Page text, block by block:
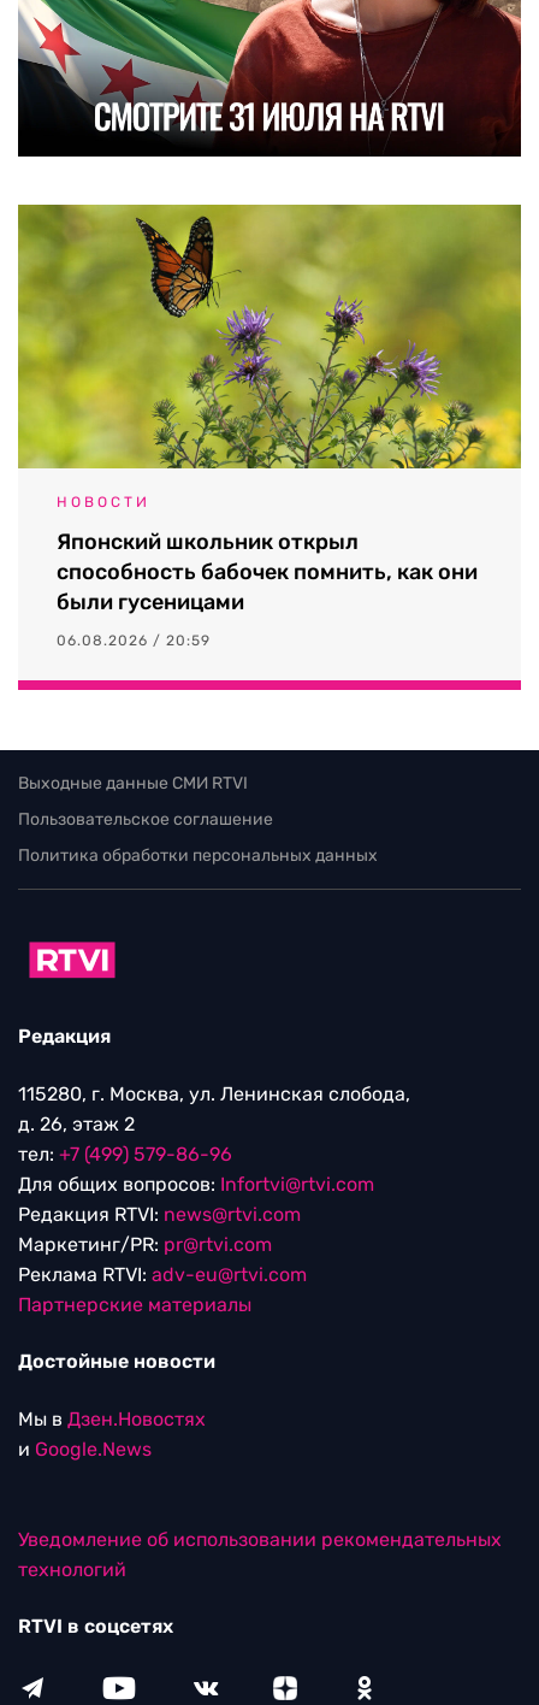
НОВОСТИ
Японский школьник открыл
способность бабочек помнить, как они
были гусеницами
06.08.2026 / 20:59
Выходные данные СМИ RTVI
Пользовательское соглашение
Политика обработки персональных данных
Редакция
115280, г. Москва, ул. Ленинская слобода,
д. 26, этаж 2
тел: +7 (499) 579-86-96
Для общих вопросов: Infortvi@rtvi.com
Редакция RTVI: news@rtvi.com
Маркетинг/PR: pr@rtvi.com
Реклама RTVI: adv-eu@rtvi.com
Партнерские материалы
Достойные новости
Мы в Дзен.Новостях
и Google.News
Уведомление об использовании рекомендательных
технологий
RTVI в соцсетях